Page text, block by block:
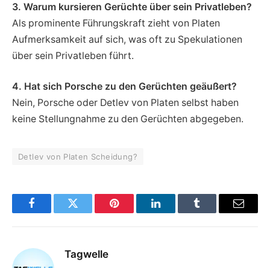
3. Warum kursieren Gerüchte über sein Privatleben?
Als prominente Führungskraft zieht von Platen
Aufmerksamkeit auf sich, was oft zu Spekulationen
über sein Privatleben führt.
4. Hat sich Porsche zu den Gerüchten geäußert?
Nein, Porsche oder Detlev von Platen selbst haben
keine Stellungnahme zu den Gerüchten abgegeben.
Detlev von Platen Scheidung?
FacebookTwitter Pinterest LinkedInTumblr Email
Tagwelle